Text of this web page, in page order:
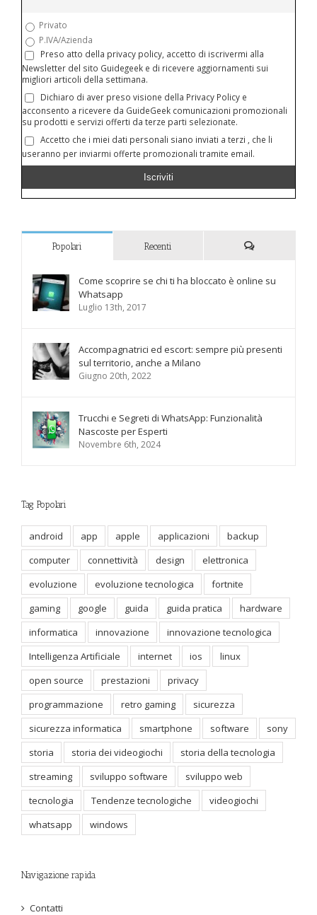
Privato
P.IVA/Azienda
Preso atto della privacy policy, accetto di iscrivermi alla
Newsletter del sito Guidegeek e di ricevere aggiornamenti sui
migliori articoli della settimana.
Dichiaro di aver preso visione della Privacy Policy e
acconsento a ricevere da GuideGeek comunicazioni promozionali
su prodotti e servizi offerti da terze parti selezionate.
Accetto che i miei dati personali siano inviati a terzi , che li
useranno per inviarmi offerte promozionali tramite email.
Popolari Recenti
Come scoprire se chi ti ha bloccato è online su
Whatsapp
Luglio 13th, 2017
Accompagnatrici ed escort: sempre più presenti
sul territorio, anche a Milano
Giugno 20th, 2022
Trucchi e Segreti di WhatsApp: Funzionalità
Nascoste per Esperti
Novembre 6th, 2024
Tag Popolari
android app apple applicazioni
backup
computer
connettività design
elettronica
evoluzione
evoluzione tecnologica
fortnite
gaming
google guida guida pratica
hardware
informatica
innovazione
innovazione tecnologica
Intelligenza Artificiale
internet ios
linux
open source
prestazioni
privacy
programmazione
retro gaming
sicurezza
sicurezza informatica
smartphone software
sony
storia
storia dei videogiochi
storia della tecnologia
streaming
sviluppo software
sviluppo web
tecnologia
Tendenze tecnologiche
videogiochi
whatsapp
windows
Navigazione rapida
Contatti